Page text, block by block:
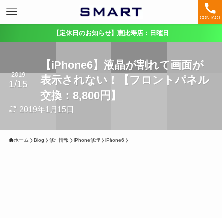
CONTACT
【定休日のお知らせ】恵比寿店：日曜日
【iPhone6】液晶が割れて画面が
表示されない！【フロントパネル
交換：8,800円】
2019
1/15
2019年1月15日
ホーム Blog 修理情報 iPhone修理 iPhone6